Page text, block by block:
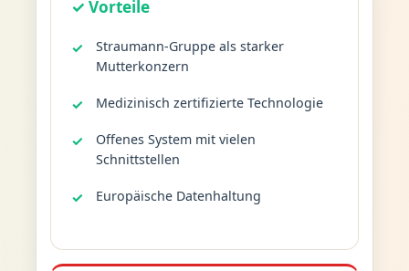
✓ Vorteile
Straumann-Gruppe als starker
Mutterkonzern
Medizinisch zertifizierte Technologie
Offenes System mit vielen
Schnittstellen
Europäische Datenhaltung